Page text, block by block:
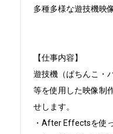
多種多様な遊技機映
【仕事内容】
遊技機（ぱちんこ・
等を使用した映像制
せします。
・After Effectsを使